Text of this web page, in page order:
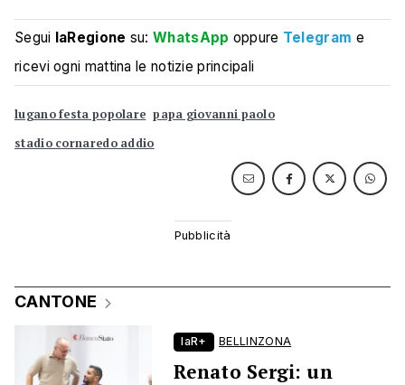
Segui laRegione su:WhatsApp oppure Telegram e
ricevi ogni mattina le notizie principali
lugano festa popolare papa giovanni paolo
stadio cornaredo addio
CANTONE
laR+ BELLINZONA
Renato Sergi: un